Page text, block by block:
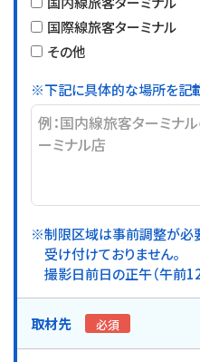
国際線旅客ターミナル
その他
※下記に具体的な場所を記
※制限区域は事前調整が必
受け付けておりません。
撮影日前日の正午（午前
取材先 必須